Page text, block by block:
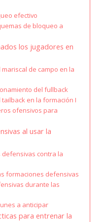
efectivo
de bloqueo a
los jugadores en
de campo en la
del fullback
en la formación I
ofensivos para
al usar la
contra la
formaciones defensivas
durante las
a anticipar
para entrenar la